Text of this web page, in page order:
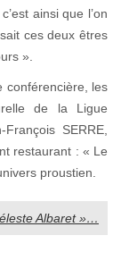
ainsi que l’on
ces deux êtres
».
conférencière, les
de la Ligue
SERRE,
restaurant : « Le
proustien.
Albaret »…